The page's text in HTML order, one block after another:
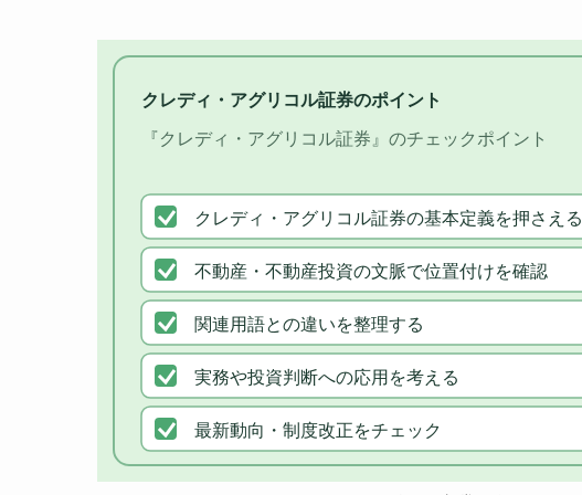
クレディ・アグリコル証券のポイント
『クレディ・アグリコル証券』のチェックポイント
クレディ・アグリコル証券の基本定義を押さえる
不動産・不動産投資の文脈で位置付けを確認
関連用語との違いを整理する
実務や投資判断への応用を考える
最新動向・制度改正をチェック